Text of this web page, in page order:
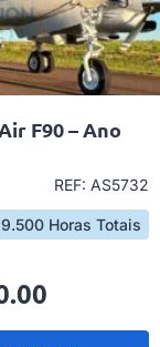
F90 – Ano
REF: AS5732
9.500 Horas Totais